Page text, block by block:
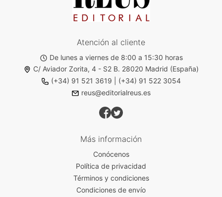
Atención al cliente
De lunes a viernes de 8:00 a 15:30 horas
C/ Aviador Zorita, 4 - S2 B. 28020 Madrid (España)
(+34) 91 521 3619
(+34) 91 522 3054
reus@editorialreus.es
Más información
Conócenos
Política de privacidad
Términos y condiciones
Condiciones de envío